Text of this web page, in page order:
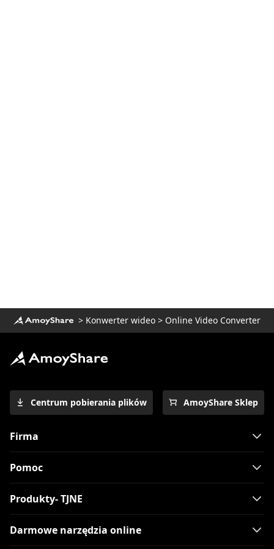
łatwego odtwarzania FLV na Macu 2023
Windows 10? [100% wykonalne
wskazówki]
> Konwerter wideo > Online Video Converter
Centrum pobierania plików AmoyShare Sklep
Firma
Pomoc
Produkty- TJNE
Darmowe narzędzia online